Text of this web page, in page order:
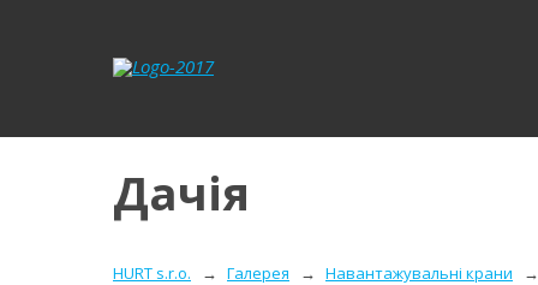
Дачія
HURT s.r.o. Галерея Навантажувальні крани